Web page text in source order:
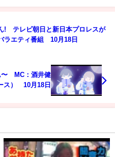
! テレビ朝日と新日本プロレスが
ラエティ番組 10月18日
〜 MC：酒井健
ス） 10月18日